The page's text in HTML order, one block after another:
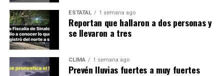
ESTATAL 1 semana ago
Reportan que hallaron a dos personas y
se llevaron a tres
CLIMA 1 semana ago
Prevén lluvias fuertes a muy fuertes